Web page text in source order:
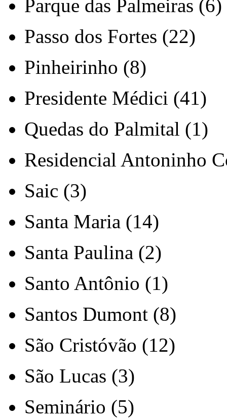
Parque das Palmeiras (6)
Passo dos Fortes (22)
Pinheirinho (8)
Presidente Médici (41)
Quedas do Palmital (1)
Residencial Antoninho
Saic (3)
Santa Maria (14)
Santa Paulina (2)
Santo Antônio (1)
Santos Dumont (8)
São Cristóvão (12)
São Lucas (3)
Seminário (5)